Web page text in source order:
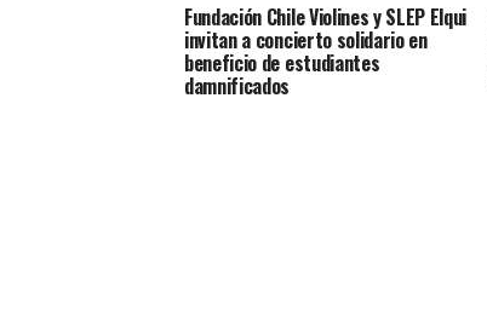
Fundación Chile Violines y SLEP Elqui
invitan a concierto solidario en
beneficio de estudiantes
damnificados